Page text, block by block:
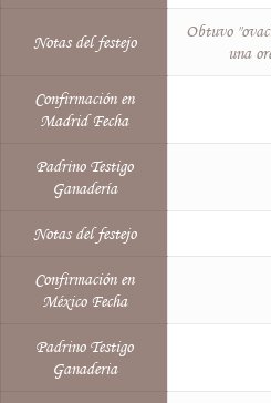
Notas del festejo
Obtuvo
una
Confirmación en
Madrid Fecha
Padrino Testigo
Ganadería
Notas del festejo
Confirmación en
México Fecha
Padrino Testigo
Ganaderia